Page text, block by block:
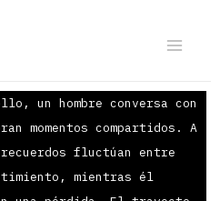
un hombre conversa con
momentos compartidos. A
recuerdos fluctúan entre
mientras él